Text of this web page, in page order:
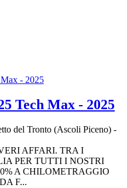
Tech Max - 2025
del Tronto (Ascoli Piceno) -
AFFARI. TRA I
PER TUTTI I NOSTRI
A CHILOMETRAGGIO
F...